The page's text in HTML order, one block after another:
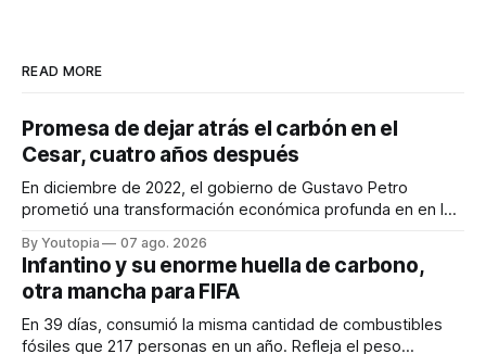
READ MORE
Promesa de dejar atrás el carbón en el
Cesar, cuatro años después
En diciembre de 2022, el gobierno de Gustavo Petro
prometió una transformación económica profunda en en la
By Youtopia 07 ago. 2026
Infantino y su enorme huella de carbono,
otra mancha para FIFA
En 39 días, consumió la misma cantidad de combustibles
fósiles que 217 personas en un año. Refleja el peso